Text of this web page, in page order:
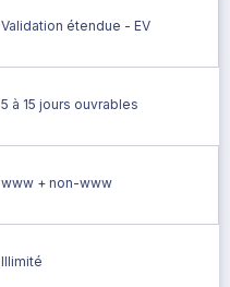
Validation étendue - EV
5 à 15 jours ouvrables
www + non-www
Illimité